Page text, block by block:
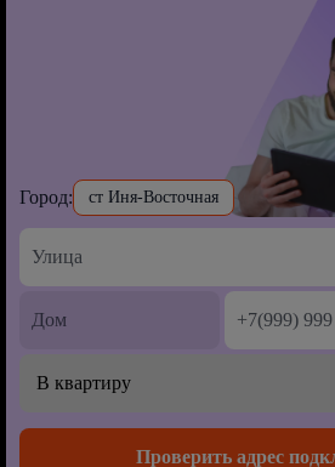
Город: ст Иня-Восточная